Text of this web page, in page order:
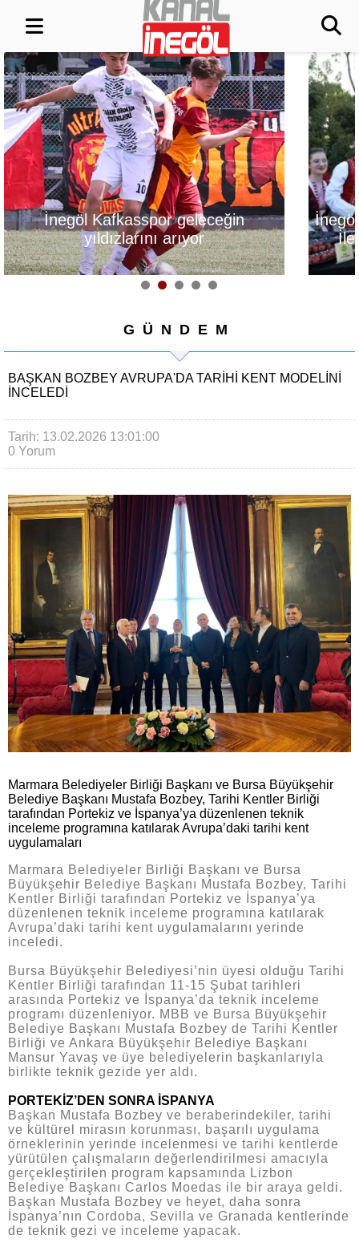
İnegöl, Gastronomi Festivali
İle Lezzetlerini Vitrine
Çıkarıyor
Alanyurt
Yapım
GÜNDEM
BAŞKAN BOZBEY AVRUPA'DA TARIHI KENT MODELINI
INCELEDI
Tarih: 13.02.2026 13:01:00
0 Yorum
Marmara Belediyeler Birliği Başkanı ve Bursa Büyükşehir
Belediye Başkanı Mustafa Bozbey, Tarihi Kentler Birliği
tarafından Portekiz ve İspanya’ya düzenlenen teknik
inceleme programına katılarak Avrupa’daki tarihi kent
uygulamaları
Marmara Belediyeler Birliği Başkanı ve Bursa
Büyükşehir Belediye Başkanı Mustafa Bozbey, Tarihi
Kentler Birliği tarafından Portekiz ve İspanya’ya
düzenlenen teknik inceleme programına katılarak
Avrupa’daki tarihi kent uygulamalarını yerinde
inceledi.
Bursa Büyükşehir Belediyesi’nin üyesi olduğu Tarihi
Kentler Birliği tarafından 11-15 Şubat tarihleri
arasında Portekiz ve İspanya’da teknik inceleme
programı düzenleniyor. MBB ve Bursa Büyükşehir
Belediye Başkanı Mustafa Bozbey de Tarihi Kentler
Birliği ve Ankara Büyükşehir Belediye Başkanı
Mansur Yavaş ve üye belediyelerin başkanlarıyla
birlikte teknik gezide yer aldı.
PORTEKİZ’DEN SONRA İSPANYA
Başkan Mustafa Bozbey ve beraberindekiler, tarihi
ve kültürel mirasın korunması, başarılı uygulama
örneklerinin yerinde incelenmesi ve tarihi kentlerde
yürütülen çalışmaların değerlendirilmesi amacıyla
gerçekleştirilen program kapsamında Lizbon
Belediye Başkanı Carlos Moedas ile bir araya geldi.
Başkan Mustafa Bozbey ve heyet, daha sonra
İspanya’nın Cordoba, Sevilla ve Granada kentlerinde
de teknik gezi ve inceleme yapacak.